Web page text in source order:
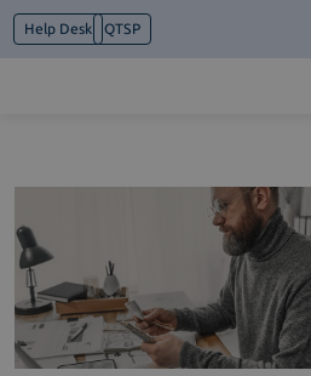
Help Desk QTSP
Piattaforme
Industry
News e Media
Contattaci